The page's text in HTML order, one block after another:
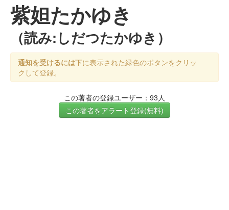
紫妲たかゆき
（読み:しだつたかゆき）
通知を受けるには下に表示された緑色のボタンをクリッ
クして登録。
この著者の登録ユーザー：93人
この著者をアラート登録(無料)